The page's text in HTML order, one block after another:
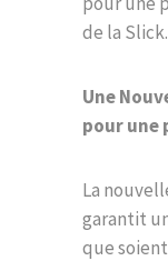
de la Slick.
Une
pour une
La
garantit
que